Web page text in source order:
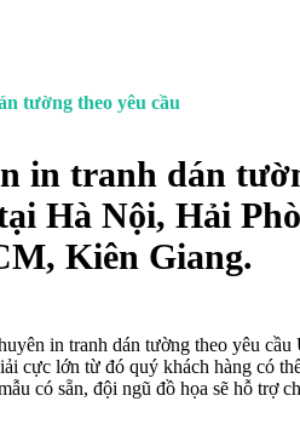
tường theo yêu cầu
in tranh dán
Hà Nội, Hải
Kiên Giang.
in tranh dán tường theo yêu
cực lớn từ đó quý khách hàng có
có sẵn, đội ngũ đồ họa sẽ hỗ trợ